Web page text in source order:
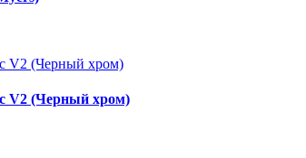
V2 (Черный хром)